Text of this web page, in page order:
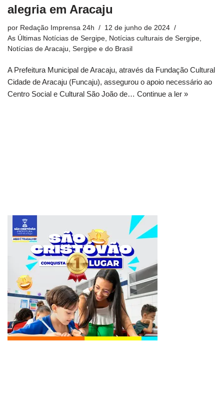
alegria em Aracaju
por Redação Imprensa 24h
12 de junho de 2024
As Últimas Notícias de Sergipe
Notícias culturais de Sergipe
Notícias de Aracaju, Sergipe e do Brasil
A Prefeitura Municipal de Aracaju, através da Fundação Cultural
Cidade de Aracaju (Funcaju), assegurou o apoio necessário ao
Centro Social e Cultural São João de… Continue a ler »